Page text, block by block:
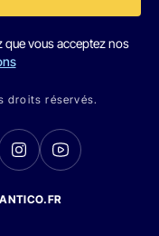
vous acceptez nos
droits réservés.